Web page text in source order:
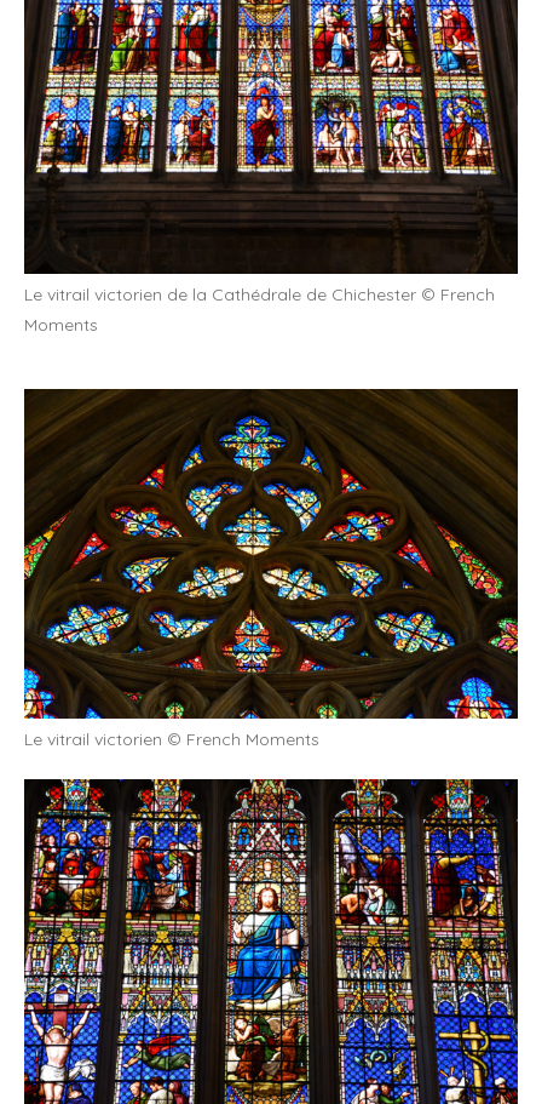
Le vitrail victorien de la Cathédrale de Chichester © French
Moments
Le vitrail victorien © French Moments